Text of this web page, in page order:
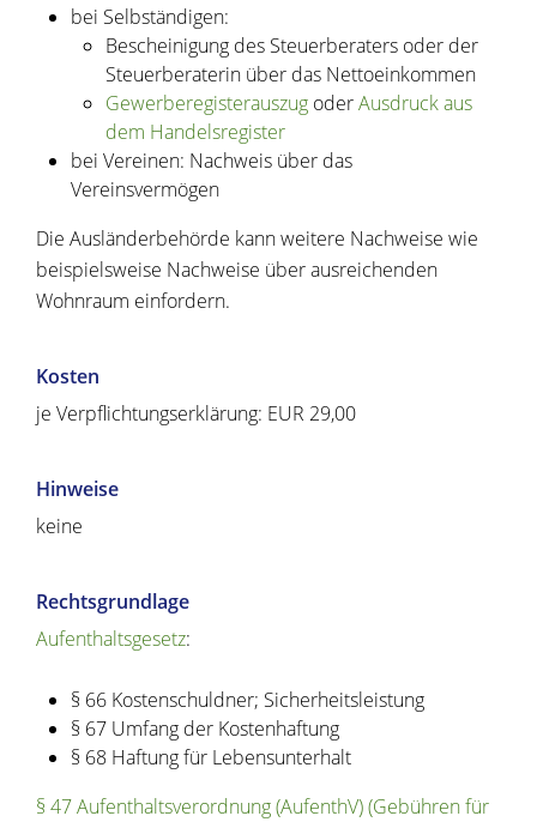
bei Selbständigen:
Bescheinigung des Steuerberaters oder der
Steuerberaterin über das Nettoeinkommen
GewerberegisterauszugoderAusdruck aus
dem Handelsregister
bei Vereinen: Nachweis über das
Vereinsvermögen
Die Ausländerbehörde kann weitere Nachweise wie
beispielsweise Nachweise über ausreichenden
Wohnraum einfordern.
Kosten
je Verpflichtungserklärung: EUR 29,00
Hinweise
keine
Rechtsgrundlage
Aufenthaltsgesetz:
§ 66 Kostenschuldner; Sicherheitsleistung
§ 67 Umfang der Kostenhaftung
§ 68 Haftung für Lebensunterhalt
§ 47 Aufenthaltsverordnung (AufenthV) (Gebühren für